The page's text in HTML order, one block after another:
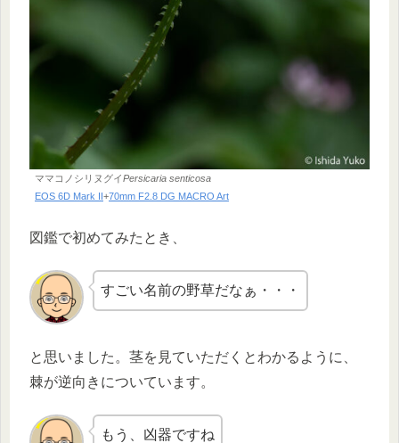
ママコノシリヌグイPersicaria senticosa
EOS 6D Mark II +70mm F2.8 DG MACRO Art
図鑑で初めてみたとき、
すごい名前の野草だなぁ・・・
と思いました。茎を見ていただくとわかるように、
棘が逆向きについています。
もう、凶器ですね